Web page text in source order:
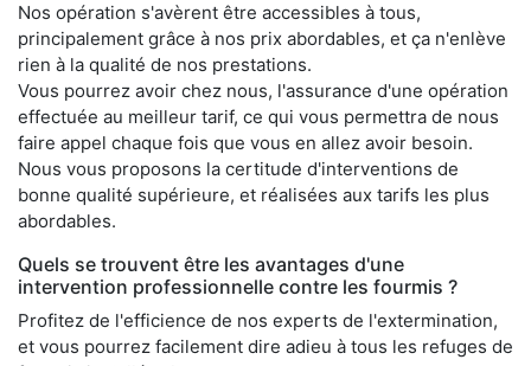
Nos opération s'avèrent être accessibles à tous,
principalement grâce à nos prix abordables, et ça n'enlève
rien à la qualité de nos prestations.
Vous pourrez avoir chez nous, l'assurance d'une opération
effectuée au meilleur tarif, ce qui vous permettra de nous
faire appel chaque fois que vous en allez avoir besoin.
Nous vous proposons la certitude d'interventions de
bonne qualité supérieure, et réalisées aux tarifs les plus
abordables.
Quels se trouvent être les avantages d'une
intervention professionnelle contre les fourmis ?
Profitez de l'efficience de nos experts de l'extermination,
et vous pourrez facilement dire adieu à tous les refuges de